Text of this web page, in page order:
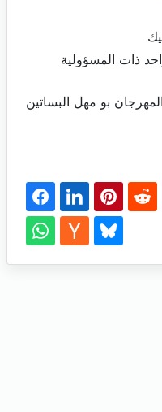
ذات المسؤولية
بو مهل البساتين